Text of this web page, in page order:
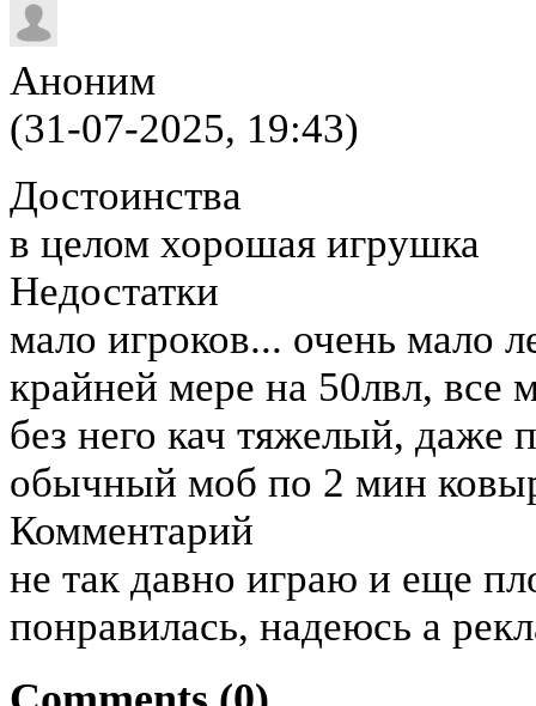
Аноним
(31-07-2025, 19:43)
Достоинства
в целом хорошая игрушка
Недостатки
мало игроков... очень мало
крайней мере на 50лвл, все
без него кач тяжелый, даже
обычный моб по 2 мин
Комментарий
не так давно играю и еще
понравилась, надеюсь а